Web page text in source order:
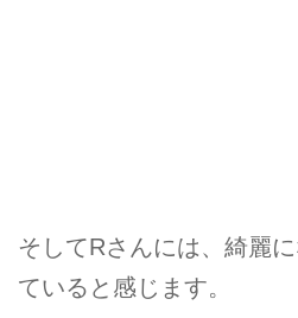
そしてRさんには、綺麗
ていると感じます。